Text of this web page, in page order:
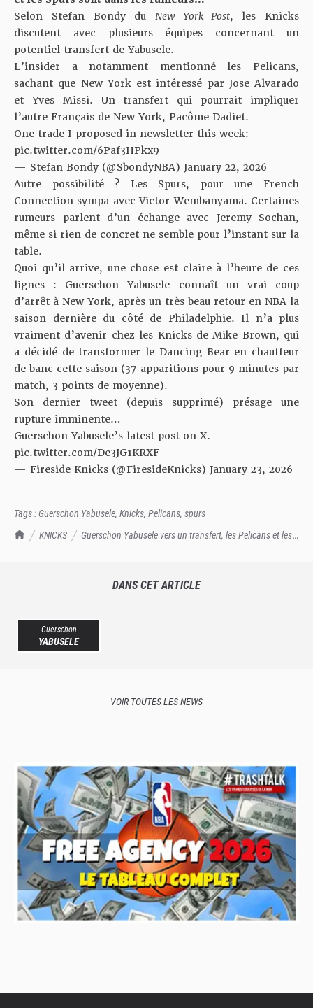
TrashTalk Actu NBA
KNICKS
Guerschon Yabusele vers un transfert, les Pelicans et les
Selon Stefan Bondy du New York Post, les Knicks
discutent avec plusieurs équipes concernant un
potentiel transfert de Yabusele.
L’insider a notamment mentionné les Pelicans,
sachant que New York est intéressé par Jose Alvarado
et Yves Missi. Un transfert qui pourrait impliquer
l’autre Français de New York, Pacôme Dadiet.
One trade I proposed in newsletter this week:
pic.twitter.com/6Paf3HPkx9
— Stefan Bondy (@SbondyNBA) January 22, 2026
Autre possibilité ? Les Spurs, pour une French
Connection sympa avec Victor Wembanyama. Certaines
rumeurs parlent d’un échange avec Jeremy Sochan,
même si rien de concret ne semble pour l’instant sur la
table.
Quoi qu’il arrive, une chose est claire à l’heure de ces
lignes : Guerschon Yabusele connaît un vrai coup
d’arrêt à New York, après un très beau retour en NBA la
saison dernière du côté de Philadelphie. Il n’a plus
vraiment d’avenir chez les Knicks de Mike Brown, qui
a décidé de transformer le Dancing Bear en chauffeur
de banc cette saison (37 apparitions pour 9 minutes par
match, 3 points de moyenne).
Son dernier tweet (depuis supprimé) présage une
rupture imminente…
Guerschon Yabusele’s latest post on X.
pic.twitter.com/De3JG1KRXF
— Fireside Knicks (@FiresideKnicks) January 23, 2026
Tags :Guerschon Yabusele, Knicks, Pelicans, spurs
DANS CET ARTICLE
Guerschon
YABUSELE
VOIR TOUTES LES NEWS